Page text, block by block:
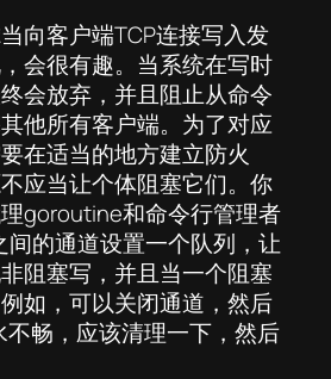
向客户端TCP连接写入发
会很有趣。当系统在写时
会放弃，并且阻止从命令
他所有客户端。为了对应
在适当的地方建立防火
应当让个体阻塞它们。你
goroutine和命令行管理者
的通道设置一个队列，让
阻塞写，并且当一个阻塞
如，可以关闭通道，然后
不畅，应该清理一下，然后